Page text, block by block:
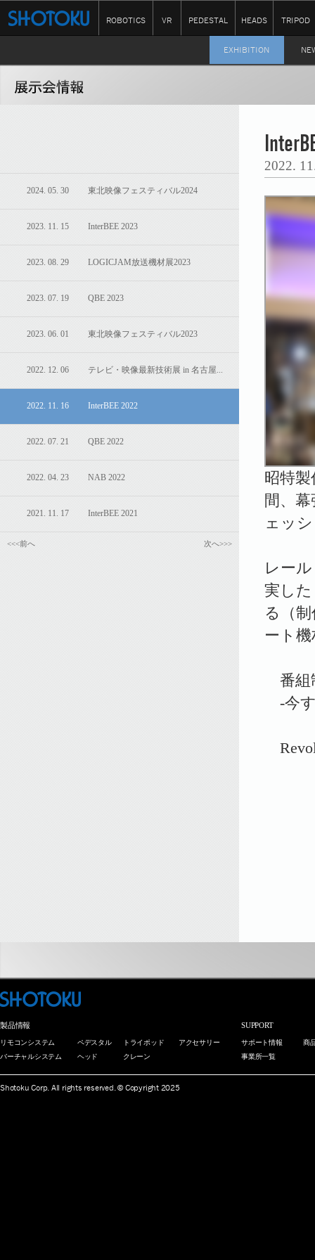
ROBOTICS VR PEDESTAL HEADS TRIPOD
EXHIBITION
2024. 05. 30 東北映像フェスティバル2024
2023. 11. 15 InterBEE 2023
2023. 08. 29 LOGICJAM放送機材展2023
2023. 07. 19 QBE 2023
2023. 06. 01 東北映像フェスティバル2023
2022. 12. 06 テレビ・映像最新技術展 in 名古屋...
2022. 11. 16 InterBEE 2022
2022. 07. 21 QBE 2022
2022. 04. 23 NAB 2022
2021. 11. 17 InterBEE 2021
<<<前へ 次へ>>>
2022.
昭特製
間、
ェッ
レー
実し
る（
ート
番組
-今
製品情報
リモコンシステム
バーチャルシステム
ペデスタル
ヘッド
トライポッド
クレーン
アクセサリー
SUPPORT
サポート情報
事業所一覧
商
Shotoku Corp. All rights reserved. © Copyright 2025